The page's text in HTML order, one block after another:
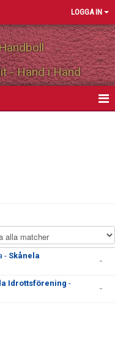
LOGGA IN
- Hand i Hand
- Skånela
-
Idrottsförening -
-